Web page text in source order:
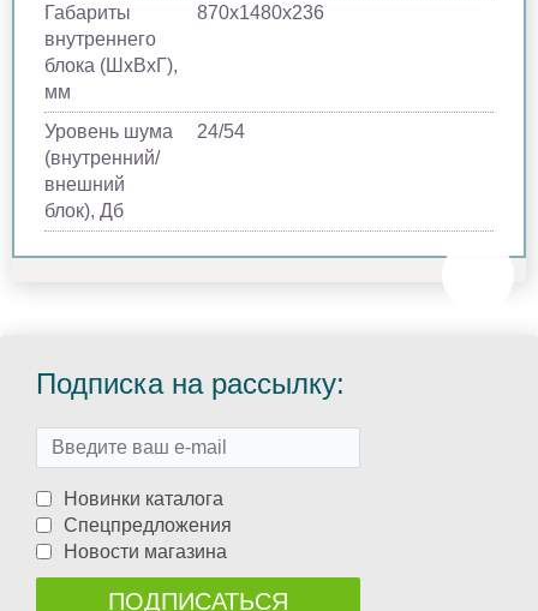
Габариты
внутреннего
блока (ШхВхГ),
мм
870х1480х236
Уровень шума
(внутренний/
внешний
блок), Дб
24/54
Подписка на рассылку:
Новинки каталога
Спецпредложения
Новости магазина